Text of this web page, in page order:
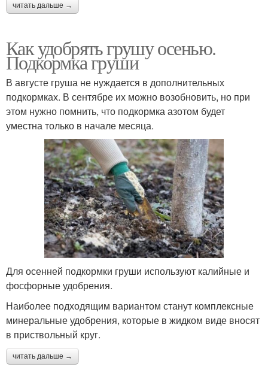
читать дальше →
Как удобрять грушу осенью.
Подкормка груши
В августе груша не нуждается в дополнительных
подкормках. В сентябре их можно возобновить, но при
этом нужно помнить, что подкормка азотом будет
уместна только в начале месяца.
Для осенней подкормки груши используют калийные и
фосфорные удобрения.
Наиболее подходящим вариантом станут комплексные
минеральные удобрения, которые в жидком виде вносят
в приствольный круг.
читать дальше →